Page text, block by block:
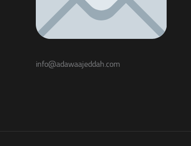
info@adawaajeddah.com